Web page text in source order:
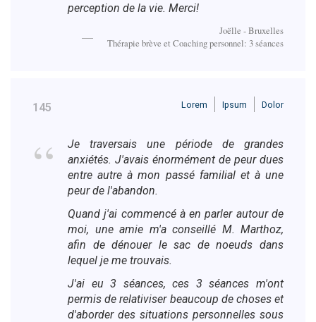
perception de la vie. Merci!
Joëlle - Bruxelles
Thérapie brève et Coaching personnel: 3 séances
145 Lorem Ipsum Dolor
Je traversais une période de grandes
anxiétés. J'avais énormément de peur dues
entre autre à mon passé familial et à une
peur de l'abandon.
Quand j'ai commencé à en parler autour de
moi, une amie m'a conseillé M. Marthoz,
afin de dénouer le sac de noeuds dans
lequel je me trouvais.
J'ai eu 3 séances, ces 3 séances m'ont
permis de relativiser beaucoup de choses et
d'aborder des situations personnelles sous